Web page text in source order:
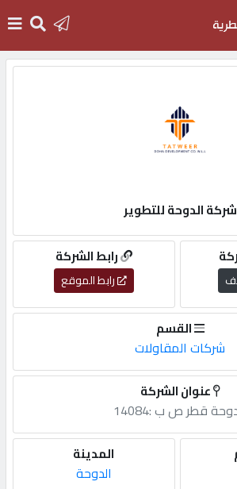
شركة الدوحة للتطوير
رابط الشركة
رابط الموقع
القسم
شركات المقاولات
عنوان الشركة
قطر ص ب :14084
المدينة
الدوحة